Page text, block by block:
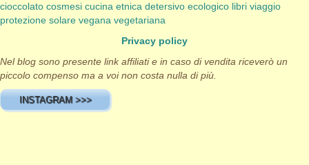
cioccolato cosmesi cucina etnica detersivo ecologico libri viaggio
protezione solare vegana vegetariana
Privacy policy
Nel blog sono presente link affiliati e in caso di vendita riceverò un
piccolo compenso ma a voi non costa nulla di più.
INSTAGRAM >>>